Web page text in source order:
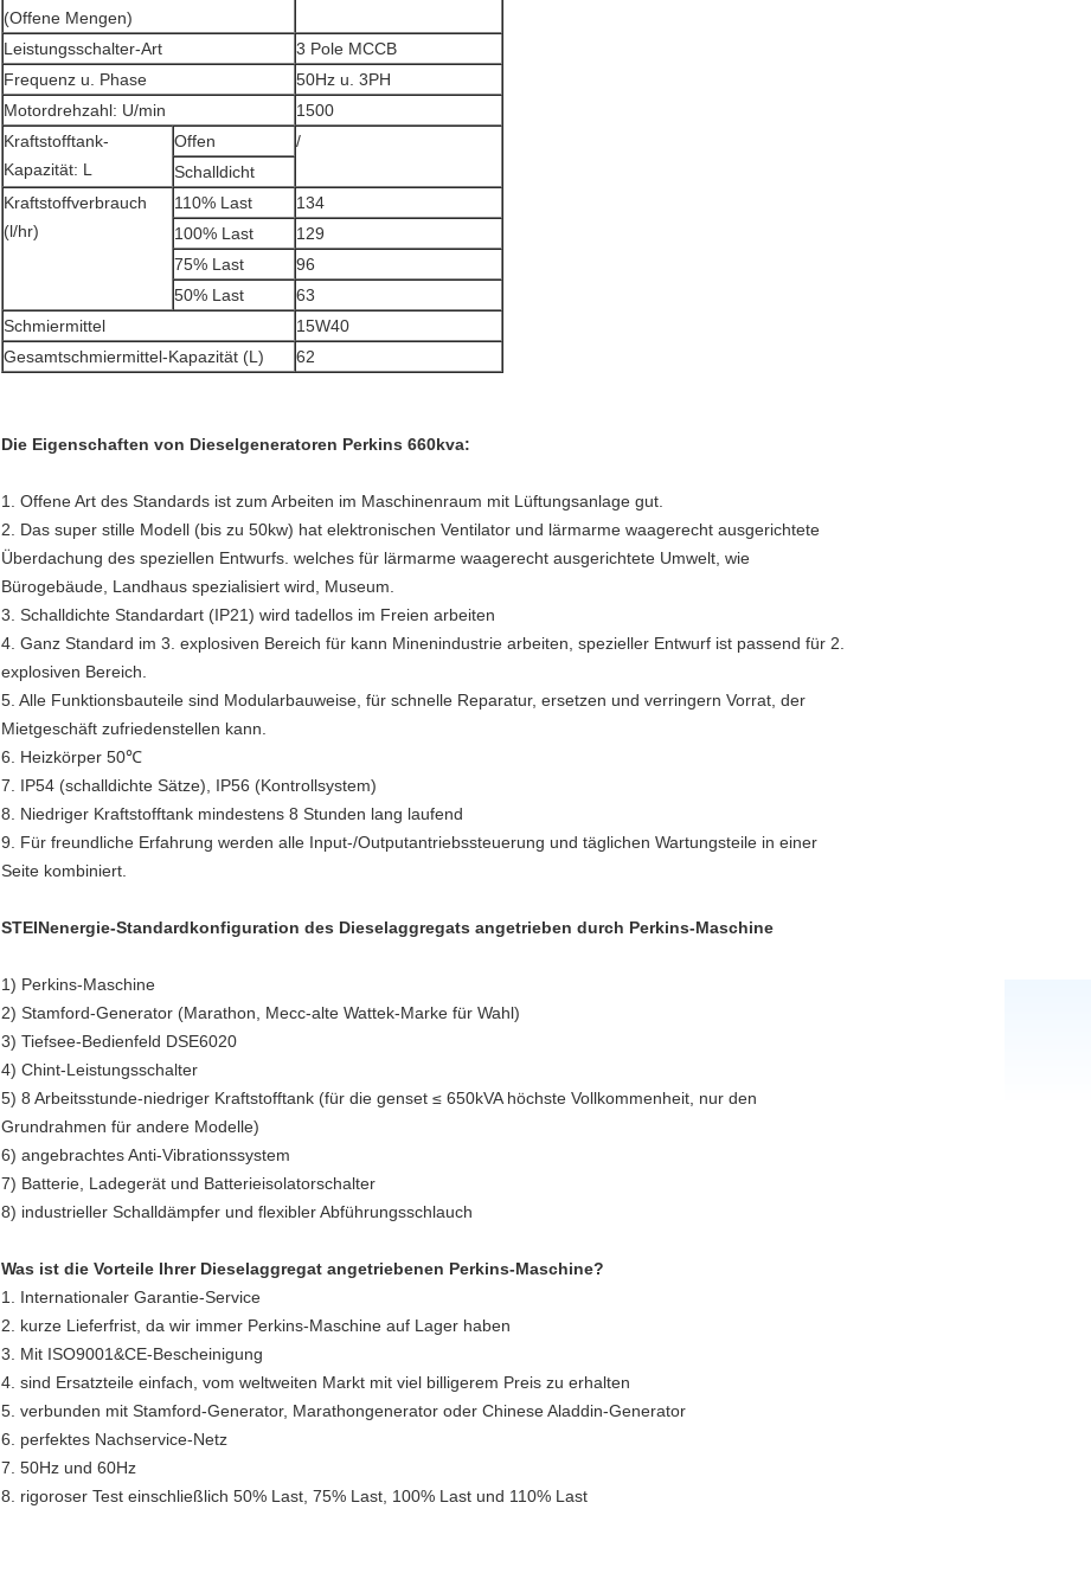
(Offene Mengen)
Leistungsschalter-Art
3 Pole MCCB
Frequenz u. Phase
50Hz u. 3PH
Motordrehzahl: U/min
1500
Kraftstofftank-
Kapazität: L
Offen
/
Schalldicht
Kraftstoffverbrauch
(l/hr)
110% Last
134
100% Last
129
75% Last
96
50% Last
63
Schmiermittel
15W40
Gesamtschmiermittel-Kapazität (L)
62
Die Eigenschaften von Dieselgeneratoren Perkins 660kva:
1. Offene Art des Standards ist zum Arbeiten im Maschinenraum mit Lüftungsanlage gut.
2. Das super stille Modell (bis zu 50kw) hat elektronischen Ventilator und lärmarme waagerecht ausgerichtete
Überdachung des speziellen Entwurfs. welches für lärmarme waagerecht ausgerichtete Umwelt, wie
Bürogebäude, Landhaus spezialisiert wird, Museum.
3. Schalldichte Standardart (IP21) wird tadellos im Freien arbeiten
4. Ganz Standard im 3. explosiven Bereich für kann Minenindustrie arbeiten, spezieller Entwurf ist passend für 2.
explosiven Bereich.
5. Alle Funktionsbauteile sind Modularbauweise, für schnelle Reparatur, ersetzen und verringern Vorrat, der
Mietgeschäft zufriedenstellen kann.
6. Heizkörper 50℃
7. IP54 (schalldichte Sätze), IP56 (Kontrollsystem)
8. Niedriger Kraftstofftank mindestens 8 Stunden lang laufend
9. Für freundliche Erfahrung werden alle Input-/Outputantriebssteuerung und täglichen Wartungsteile in einer
Seite kombiniert.
STEINenergie-Standardkonfiguration des Dieselaggregats angetrieben durch Perkins-Maschine
1) Perkins-Maschine
2) Stamford-Generator (Marathon, Mecc-alte Wattek-Marke für Wahl)
3) Tiefsee-Bedienfeld DSE6020
4) Chint-Leistungsschalter
5) 8 Arbeitsstunde-niedriger Kraftstofftank (für die genset ≤ 650kVA höchste Vollkommenheit, nur den
Grundrahmen für andere Modelle)
6) angebrachtes Anti-Vibrationssystem
7) Batterie, Ladegerät und Batterieisolatorschalter
8) industrieller Schalldämpfer und flexibler Abführungsschlauch
Was ist die Vorteile Ihrer Dieselaggregat angetriebenen Perkins-Maschine?
1. Internationaler Garantie-Service
2. kurze Lieferfrist, da wir immer Perkins-Maschine auf Lager haben
3. Mit ISO9001&CE-Bescheinigung
4. sind Ersatzteile einfach, vom weltweiten Markt mit viel billigerem Preis zu erhalten
5. verbunden mit Stamford-Generator, Marathongenerator oder Chinese Aladdin-Generator
6. perfektes Nachservice-Netz
7. 50Hz und 60Hz
8. rigoroser Test einschließlich 50% Last, 75% Last, 100% Last und 110% Last